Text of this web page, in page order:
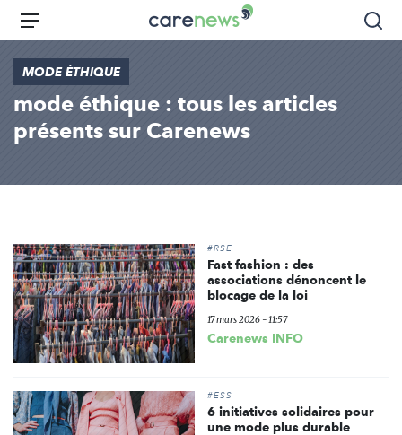
Aller
principal
Carenews,
Le
acteurs
de
l'engagement
Menu
MODE ÉTHIQUE
mode éthique : tous les articles
présents sur Carenews
#RSE
Fast fashion : des
associations dénoncent le
blocage de la loi
17 mars 2026 - 11:57
Carenews INFO
#ESS
6 initiatives solidaires pour
une mode plus durable